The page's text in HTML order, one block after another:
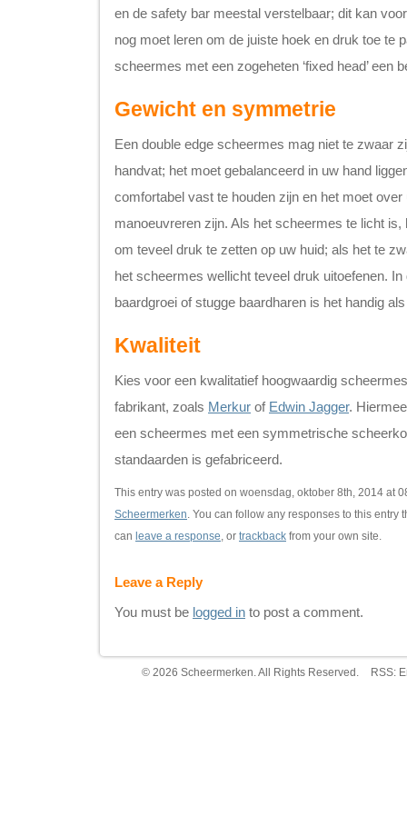
en de safety bar meestal verstelbaar; dit kan
nog moet leren om de juiste hoek en druk toe te
scheermes met een zogeheten ‘fixed head’ een
Gewicht en symmetrie
Een double edge scheermes mag niet te zwaar
handvat; het moet gebalanceerd in uw hand
comfortabel vast te houden zijn en het moet over
manoeuvreren zijn. Als het scheermes te licht is,
om teveel druk te zetten op uw huid; als het te
het scheermes wellicht teveel druk uitoefenen.
baardgroei of stugge baardharen is het handig
Kwaliteit
Kies voor een kwalitatief hoogwaardig
fabrikant, zoals Merkur of Edwin Jagger.
een scheermes met een symmetrische
standaarden is gefabriceerd.
This entry was posted on woensdag, oktober 8th, 2014 at
Scheermerken. You can follow any responses to this entry
can leave a response, or trackback from your own site.
Leave a Reply
You must be logged in to post a comment.
© 2026 Scheermerken. All Rights Reserved. RSS: